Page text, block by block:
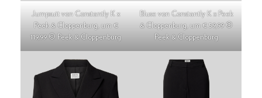
Jumpsuit von Constantly K x
Peek & Cloppenburg, um €
119,99 © Peek & Cloppenburg
Bluse von Constantly K x Peek
& Cloppenburg, um € 59,99 ©
Peek & Cloppenburg